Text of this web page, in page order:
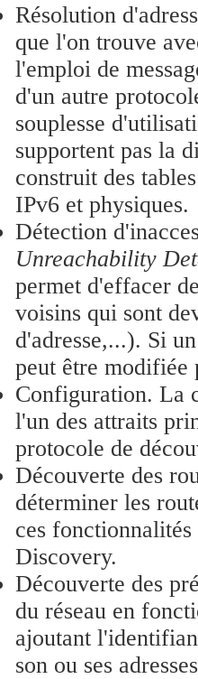
Résolution
que l'on trouve
l'emploi de
d'un autre
souplesse
supportent pas la
construit des
IPv6 et physiques.
Détection
Unreachability
permet d'effacer
voisins qui sont
d'adresse,...). Si
peut être modifiée
Configuration. La
l'un des attraits
protocole de
Découverte des
déterminer les
ces
Discovery.
Découverte des
du réseau en
ajoutant
son ou ses